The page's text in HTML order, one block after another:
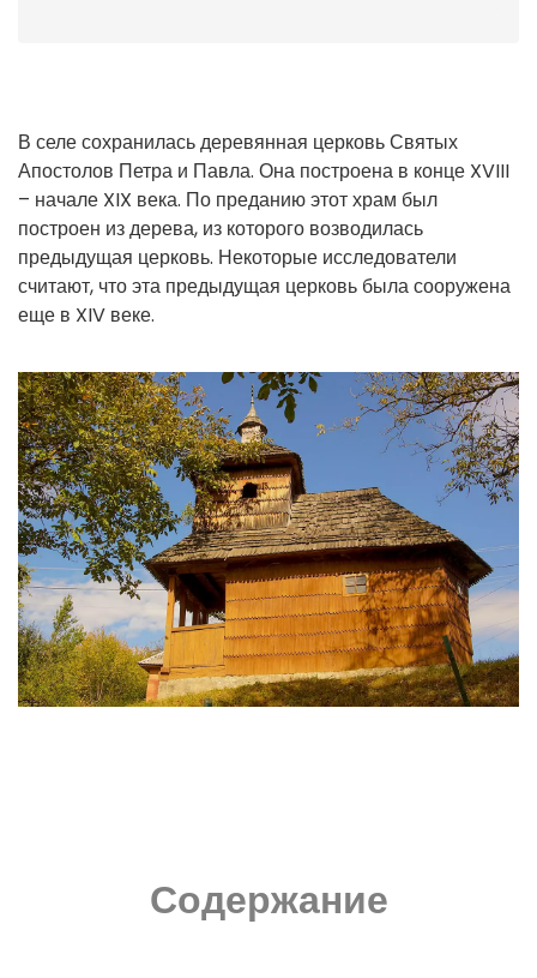
В селе сохранилась деревянная церковь Святых
Апостолов Петра и Павла. Она построена в конце XVIII
– начале XIX века. По преданию этот храм был
построен из дерева, из которого возводилась
предыдущая церковь. Некоторые исследователи
считают, что эта предыдущая церковь была сооружена
еще в XIV веке.
Содержание